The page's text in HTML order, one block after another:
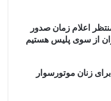
اعلام زمان صدور
از سوی پلیس هستیم
زنان موتورسوار